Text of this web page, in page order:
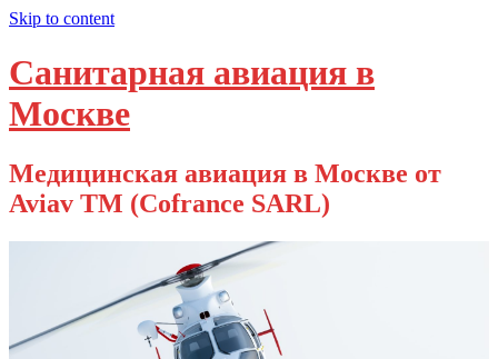
Skip to content
Санитарная авиация в
Москве
Медицинская авиация в Москве от
Aviav TM (Cofrance SARL)